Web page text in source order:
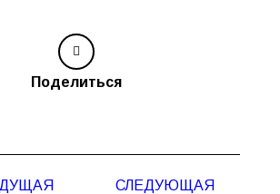
Поделиться
СЛЕДУЮЩАЯ